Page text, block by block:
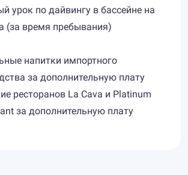
урок по дайвингу в бассейне на
(за время пребывания)
напитки импортного
за дополнительную плату
ресторанов La Cava и Platinum
за дополнительную плату